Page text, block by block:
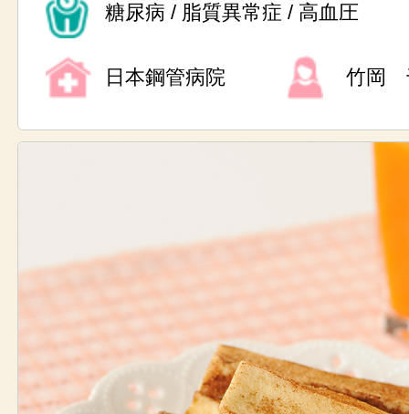
糖尿病 / 脂質異常症 / 高血圧
日本鋼管病院 竹岡